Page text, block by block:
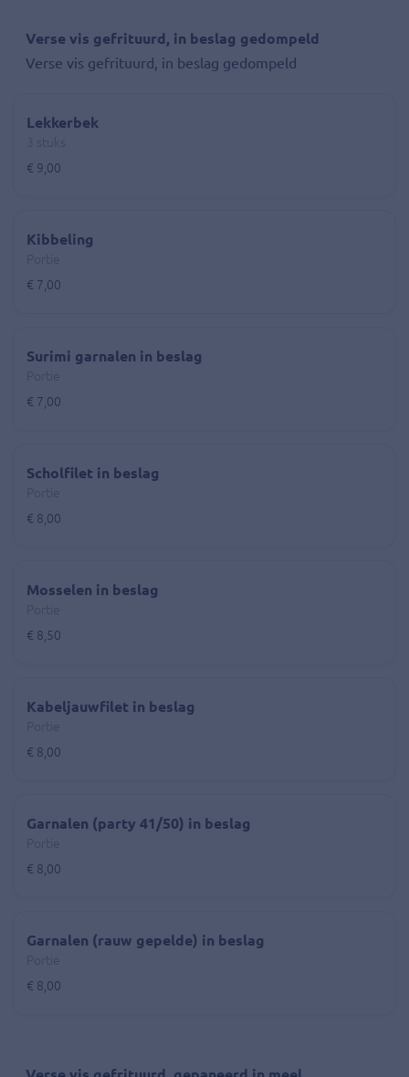
Verse vis gefrituurd, in beslag gedompeld
Verse vis gefrituurd, in beslag gedompeld
Lekkerbek
€ 9,00
Kibbeling
€ 7,00
Surimi garnalen in beslag
€ 7,00
Scholfilet in beslag
€ 8,00
Mosselen in beslag
€ 8,50
Kabeljauwfilet in beslag
€ 8,00
Garnalen (party 41/50) in beslag
€ 8,00
Garnalen (rauw gepelde) in beslag
€ 8,00